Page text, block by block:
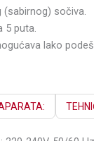
sočiva.
5 puta.
lako